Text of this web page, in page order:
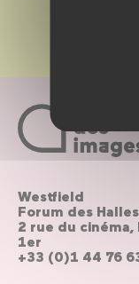
Westfield
Forum des Halles
2 rue du cinéma,
1er
+33 (0)1 44 76